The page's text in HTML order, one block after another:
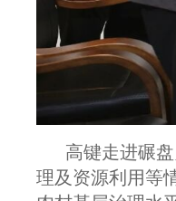
高键走进碾
理及资源利用等